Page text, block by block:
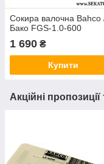
Сокира валочна Bahco
Бако FGS-1.0-600
1 690 ₴
Купити
Акційні